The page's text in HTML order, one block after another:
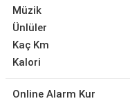
Müzik
Ünlüler
Kaç Km
Kalori
Online Alarm Kur